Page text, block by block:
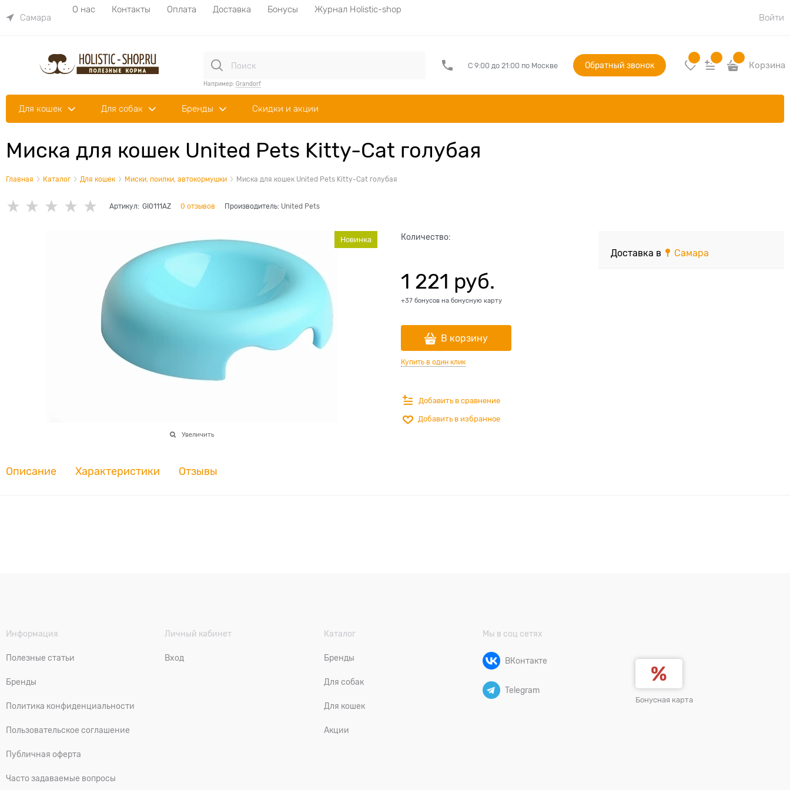
Самара
О нас Контакты Оплата Доставка Бонусы
Журнал Holistic-shop
Войти
Например: Grandorf
С 9:00 до 21:00 по Москве Обратный звонок Корзина
Для кошек Для собак Бренды Скидки и акции
Миска для кошек United Pets Kitty-Cat голубая
Главная Каталог Для кошек Миски, поилки, автокормушки Миска для кошек United Pets Kitty-Cat голубая
Артикул: GI0111AZ 0 отзывов Производитель: United Pets
Новинка
Увеличить
Количество:
1 221 руб.
+37 бонусов на бонусную карту
В корзину
Купить в один клик
Добавить в сравнение
Добавить в избранное
Доставка в Самара
Описание Характеристики Отзывы
Информация
Полезные статьи
Бренды
Политика конфиденциальности
Пользовательское соглашение
Публичная оферта
Часто задаваемые вопросы
Личный кабинет
Вход
Каталог
Бренды
Для собак
Для кошек
Акции
Мы в соц сетях
ВКонтакте
Telegram
Бонусная карта